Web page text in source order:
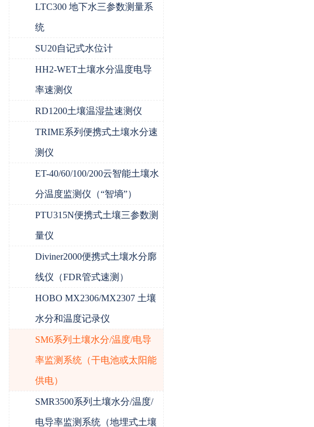
LTC300 地下水三参数测量系
统
SU20自记式水位计
HH2-WET土壤水分温度电导
率速测仪
RD1200土壤温湿盐速测仪
TRIME系列便携式土壤水分速
测仪
ET-40/60/100/200云智能土壤水
分温度监测仪（“智墒”）
PTU315N便携式土壤三参数测
量仪
Diviner2000便携式土壤水分廓
线仪（FDR管式速测）
HOBO MX2306/MX2307 土壤
水分和温度记录仪
SM6系列土壤水分/温度/电导
率监测系统（干电池或太阳能
供电）
SMR3500系列土壤水分/温度/
电导率监测系统（地埋式土壤